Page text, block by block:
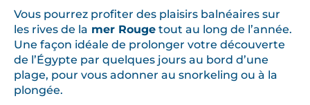
Vous pourrez profiter des plaisirs balnéaires sur
les rives de la mer Rouge tout au long de l’année.
Une façon idéale de prolonger votre découverte
de l’Égypte par quelques jours au bord d’une
plage, pour vous adonner au snorkeling ou à la
plongée.